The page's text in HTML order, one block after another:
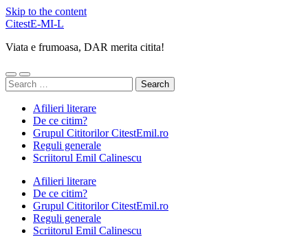
Skip to the content
CitestE-MI-L
Viata e frumoasa, DAR merita citita!
Toggle
mobile
Toggle
search
Search
for:
Afilieri literare
De ce citim?
Grupul Cititorilor CitestEmil.ro
Reguli generale
Scriitorul Emil Calinescu
Afilieri literare
De ce citim?
Grupul Cititorilor CitestEmil.ro
Reguli generale
Scriitorul Emil Calinescu